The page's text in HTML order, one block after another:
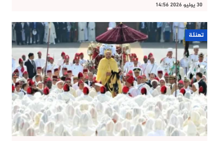
30 يوليو 2026 14:56
تهنئة